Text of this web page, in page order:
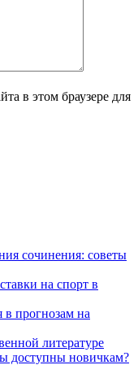
в этом браузере для
сочинения: советы
на спорт в
в прогнозам на
литературе
доступны новичкам?